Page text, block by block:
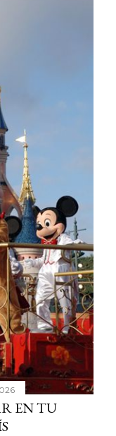
EN TU